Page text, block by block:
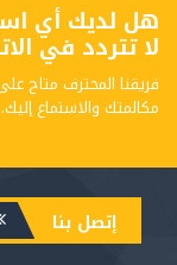
هل لديك أي
لا تتردد في
فريقنا المحترف متاح
مكالمتك والاستماع إليك.
إتصل بنا